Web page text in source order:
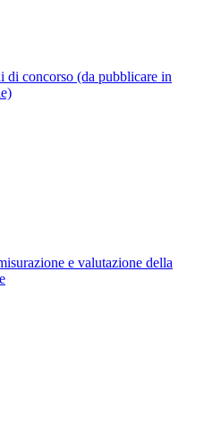
di concorso (da pubblicare in
e valutazione della